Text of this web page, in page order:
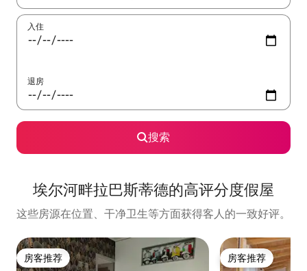
入住
退房
搜索
埃尔河畔拉巴斯蒂德的高评分度假屋
这些房源在位置、干净卫生等方面获得客人的一致好评。
房客推荐
房客推荐 房客推荐
房客推荐